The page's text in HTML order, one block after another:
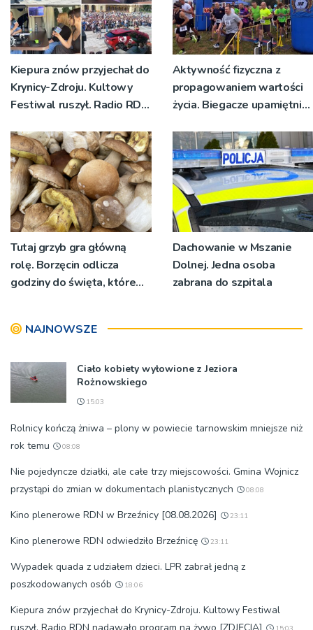
Kiepura znów przyjechał do
Krynicy-Zdroju. Kultowy
Festiwal ruszył. Radio RDN
żywo [ZDJĘCIA]
Aktywność fizyczna z
propagowaniem wartości
życia. Biegacze upamiętnili
Tutaj grzyb gra główną
rolę. Borzęcin odlicza
godziny do święta, które
Dachowanie w Mszanie
Dolnej. Jedna osoba
zabrana do szpitala
NAJNOWSZE
Ciało kobiety wyłowione z Jeziora
Rożnowskiego
15:03
Rolnicy kończą żniwa – plony w powiecie tarnowskim mniejsze niż
rok temu
08:08
Nie pojedyncze działki, ale całe trzy miejscowości. Gmina Wojnicz
przystąpi do zmian w dokumentach planistycznych
08:08
Kino plenerowe RDN w Brzeźnicy [08.08.2026] 23:11
Kino plenerowe RDN odwiedziło Brzeźnicę 23:11
Wypadek quada z udziałem dzieci. LPR zabrał jedną z
poszkodowanych osób
18:06
Kiepura znów przyjechał do Krynicy-Zdroju. Kultowy Festiwal